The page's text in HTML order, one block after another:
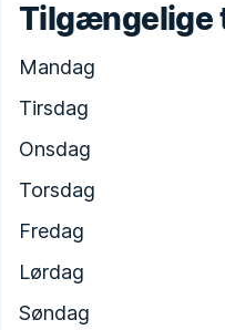
Tilgængelige
Mandag
Tirsdag
Onsdag
Torsdag
Fredag
Lørdag
Søndag